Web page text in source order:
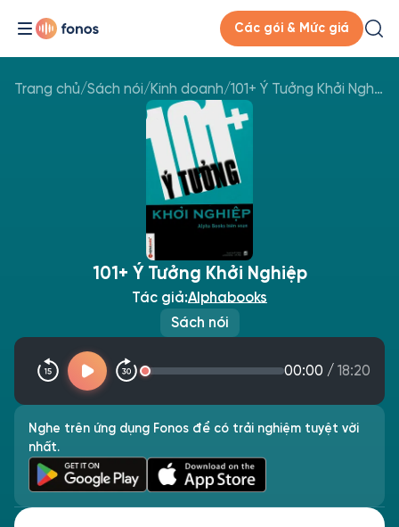
Các gói & Mức giá
Trang chủ/Sách nói/Kinh doanh/ 101+ Ý Tưởng Khởi Nghiệp
Sách nói
101+ Ý Tưởng Khởi Nghiệp
Tác giả:Alphabooks
00:00 / 18:20
Nghe trên ứng dụng Fonos để có trải nghiệm tuyệt vời
nhất.